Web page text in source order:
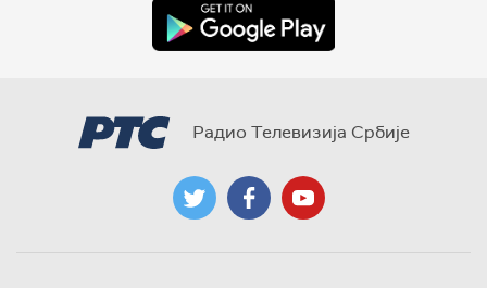
Радио Телевизија Србије